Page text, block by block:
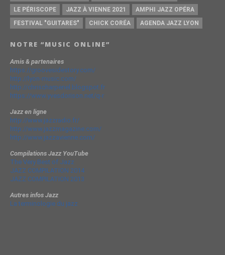
LE PÉRISCOPE
JAZZ À VIENNE 2021
AMPHI JAZZ OPÉRA
FESTIVAL "GUITARES"
CHICK CORÉA AGENDA JAZZ LYON
NOTRE “MUSIC ONLINE”
Amis & partenaires
https://groovesidestory.com/
http://lyon-music.com/
http://chrischarpenel.blogspot.fr
https://www.yvesdorison.net/q-r
Jazz en ligne
http://www.jazzradio.fr/
http://www.jazzmagazine.com/
http://www.jazzavienne.com/
Compilations Jazz YouTube
The Very Best of Jazz
JAZZ COMPILATION 2014
JAZZ COMPILATION 2013
Autres infos Jazz
La terminologie du jazz